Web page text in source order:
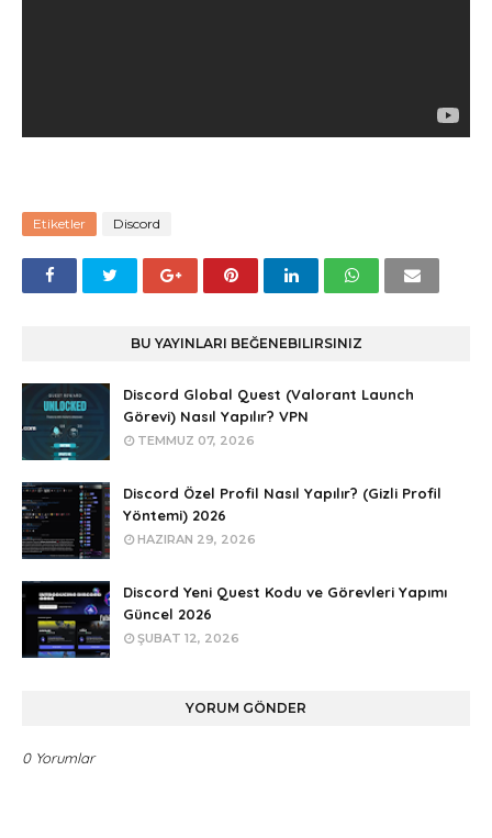
Etiketler Discord
BU YAYINLARI BEĞENEBILIRSINIZ
Discord Global Quest (Valorant Launch
Görevi) Nasıl Yapılır? VPN
TEMMUZ 07, 2026
Discord Özel Profil Nasıl Yapılır? (Gizli Profil
Yöntemi) 2026
HAZIRAN 29, 2026
Discord Yeni Quest Kodu ve Görevleri Yapımı
Güncel 2026
ŞUBAT 12, 2026
YORUM GÖNDER
0 Yorumlar